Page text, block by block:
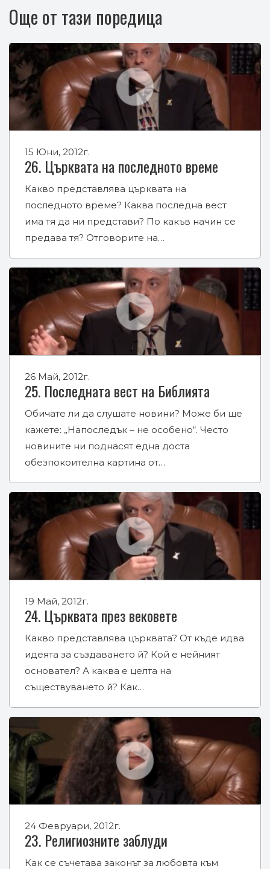
Още от тази поредица
15 Юни, 2012г.
26. Църквата на последното време
Какво представлява църквата на
последното време? Каква последна вест
има тя да ни представи? По какъв начин се
предава тя? Отговорите на…
26 Май, 2012г.
25. Последната вест на Библията
Обичате ли да слушате новини? Може би ще
кажете: „Напоследък – не особено“. Често
новините ни поднасят една доста
обезпокоителна картина от…
19 Май, 2012г.
24. Църквата през вековете
Какво представлява църквата? От къде идва
идеята за създаването й? Кой е нейният
основател? А каква е целта на
съществуването й? Как…
24 Февруари, 2012г.
23. Религиозните заблуди
Как се съчетава законът за любовта към